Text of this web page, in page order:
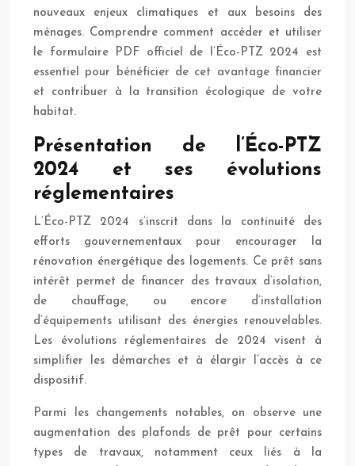
nouveaux enjeux climatiques et aux besoins des
ménages. Comprendre comment accéder et utiliser
le formulaire PDF officiel de l’Éco-PTZ 2024 est
essentiel pour bénéficier de cet avantage financier
et contribuer à la transition écologique de votre
habitat.
Présentation de l’Éco-PTZ
2024 et ses évolutions
réglementaires
L’Éco-PTZ 2024 s’inscrit dans la continuité des
efforts gouvernementaux pour encourager la
rénovation énergétique des logements. Ce prêt sans
intérêt permet de financer des travaux d’isolation,
de chauffage, ou encore d’installation
d’équipements utilisant des énergies renouvelables.
Les évolutions réglementaires de 2024 visent à
simplifier les démarches et à élargir l’accès à ce
dispositif.
Parmi les changements notables, on observe une
augmentation des plafonds de prêt pour certains
types de travaux, notamment ceux liés à la